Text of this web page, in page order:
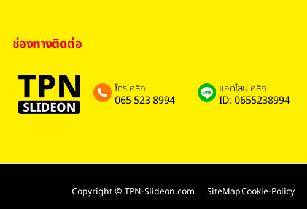
ช่องทางติดต่อ
โทร คลิก
065 523 8994
แอดไลน์ คลิก
ID: 0655238994
Copyright © TPN-Slideon.com SiteMapCookie-Policy